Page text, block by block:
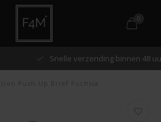
0
verzending binnen 48 uur